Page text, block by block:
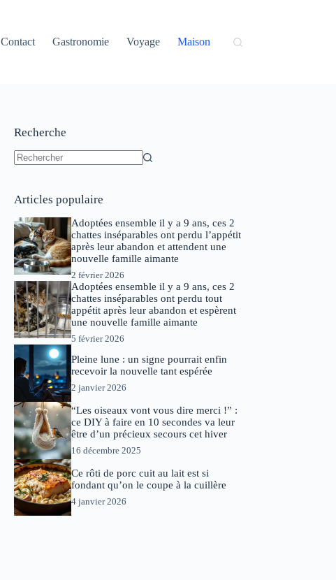
Contact Gastronomie Voyage Maison
Recherche
Articles populaire
Adoptées ensemble il y a 9 ans, ces 2
chattes inséparables ont perdu l’appétit
après leur abandon et attendent une
nouvelle famille aimante
2 février 2026
Adoptées ensemble il y a 9 ans, ces 2
chattes inséparables ont perdu tout
appétit après leur abandon et espèrent
une nouvelle famille aimante
5 février 2026
Pleine lune : un signe pourrait enfin
recevoir la nouvelle tant espérée
2 janvier 2026
“Les oiseaux vont vous dire merci !” :
ce DIY à faire en 10 secondes va leur
être d’un précieux secours cet hiver
16 décembre 2025
Ce rôti de porc cuit au lait est si
fondant qu’on le coupe à la cuillère
4 janvier 2026